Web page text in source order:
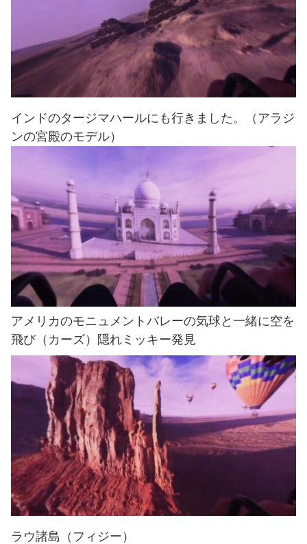
インドのタージマハールにも行きました。（アラジ
ンの宮殿のモデル）
アメリカのモニュメントバレーの気球と一緒に空を
飛び（カーズ）隠れミッキー発見
ラウ諸島（フィジー）